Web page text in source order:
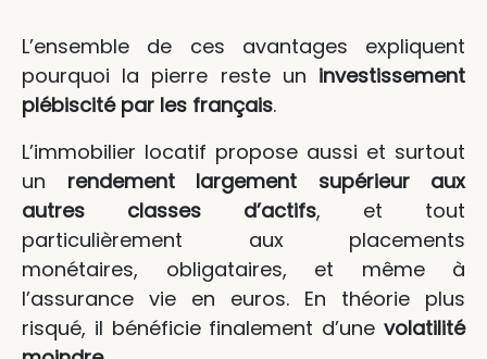
L’ensemble de ces avantages expliquent
pourquoi la pierre reste un investissement
plébiscité par les français.
L’immobilier locatif propose aussi et surtout
un rendement largement supérieur aux
autres classes d’actifs, et tout
particulièrement aux placements
monétaires, obligataires, et même à
l’assurance vie en euros. En théorie plus
risqué, il bénéficie finalement d’une volatilité